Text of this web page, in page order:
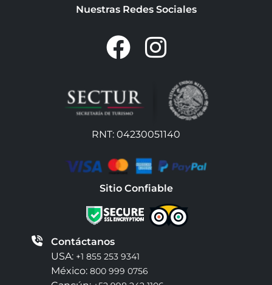
Nuestras Redes Sociales
RNT: 04230051140
Sitio Confiable
Contáctanos
USA: +1 855 253 9341
México: 800 999 0756